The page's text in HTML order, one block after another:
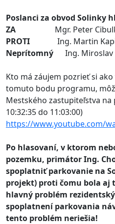
Poslanci za obvod Solinky
ZA Mgr. Peter Cibulka,
PROTI Ing. Martin
Neprítomný Ing. Miroslav
Kto má záujem pozrieť si
tomuto bodu programu,
Mestského zastupiteľstva na
10:32:35 do 11:03:00)
https://www.youtube.com/
Po hlasovaní, v ktorom
pozemku, primátor Ing.
spoplatniť parkovanie na
projekt) proti čomu bola aj
hlavný problém
spoplatnení parkovania
tento problém neriešia!